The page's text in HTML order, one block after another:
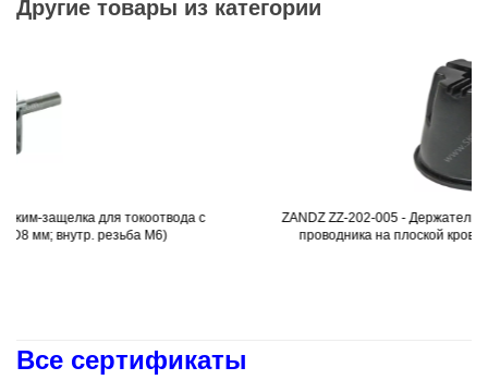
Другие товары из категории
с
М6)
Подробнее
ZANDZ ZZ-202-005 - Держатель с крестовой
проводника на плоской кровле (D8-10; пластик; с
Все сертификаты